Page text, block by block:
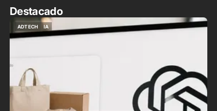
Destacado
ADTECH
ADTECH
IA
IA